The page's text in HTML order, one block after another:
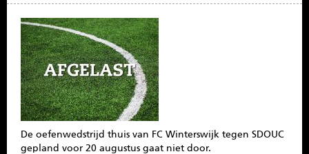
SPONSOREN
CONTACT
MENU
De oefenwedstrijd thuis van FC Winterswijk tegen SDOUC
gepland voor 20 augustus gaat niet door.